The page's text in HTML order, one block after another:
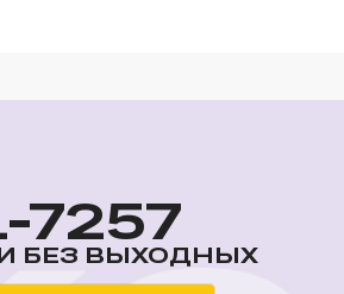
7257
БЕЗ ВЫХОДНЫХ